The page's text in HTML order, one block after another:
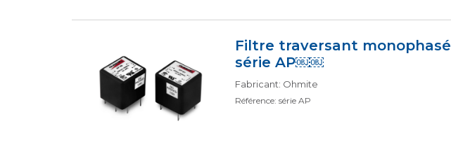
Filtre traversant monophasé
série AP￼￼
Fabricant: Ohmite
Référence: série AP